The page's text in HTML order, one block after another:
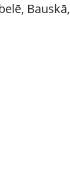
Bauskā,